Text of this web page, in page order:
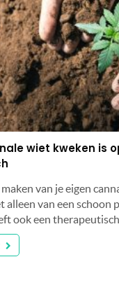
wiet kweken is
van je eigen
alleen van een schoon
ook een